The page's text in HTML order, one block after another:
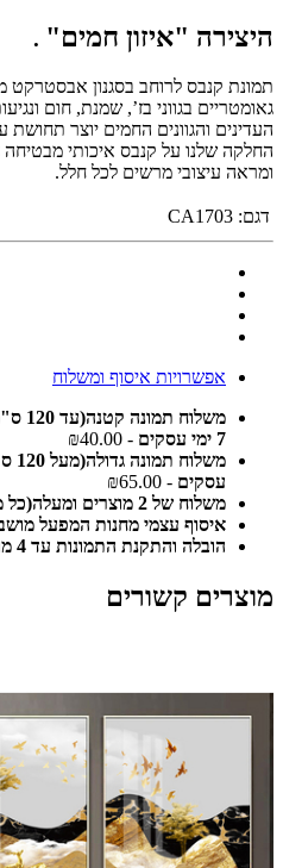
היצירה "איזון חמים"
.
תמונת קנבס לרוחב בסגנון אבסטרקט
גאומטריים בגווני בז’, שמנת, חום
העדינים והגוונים החמים יוצר
החלקה שלנו על קנבס איכותי
ומראה עיצובי מרשים לכל חלל.
דגם: CA1703
אפשרויות איסוף ומשלוח
7 ימי עסקים
- ₪40.00
עסקים - ₪65.00
משלוח של 2 מוצרים ומעלה(כל מידה) 5-12 ימי עסקים
איסוף עצמי מחנות המפעל
הובלה והתקנת התמונות עד 4 מוצרים (לא באילת)
מוצרים קשורים